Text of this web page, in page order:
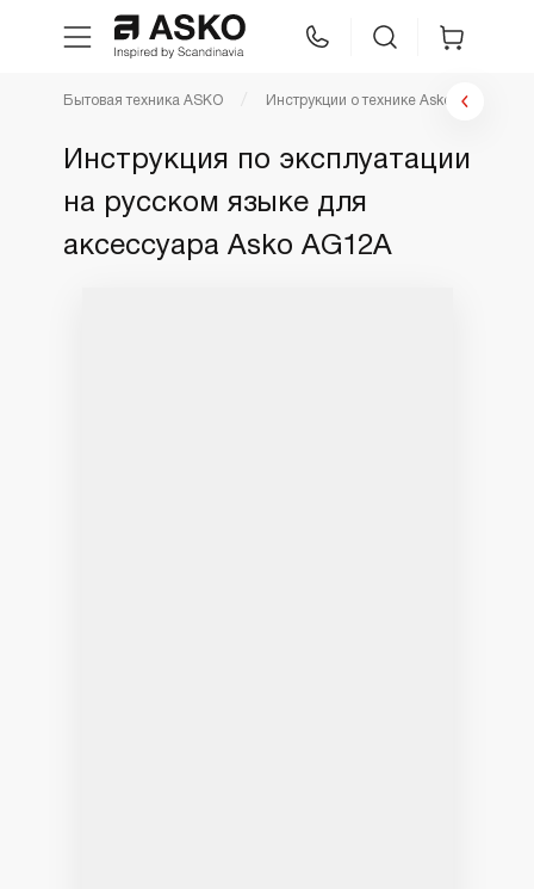
Техника для кухни
Бытовая техника ASKO Инструкции о технике Asko
Инструкция по эксплуатации
на русском языке для
аксессуара Asko AG12A